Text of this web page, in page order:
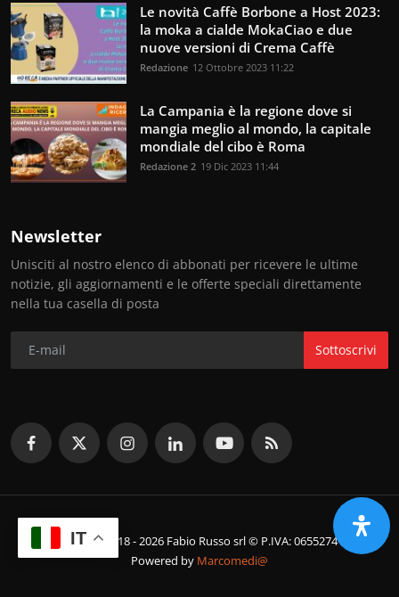
Le novità Caffè Borbone a Host 2023:
la moka a cialde MokaCiao e due
nuove versioni di Crema Caffè
Redazione 12 Ottobre 2023 11:22
La Campania è la regione dove si
mangia meglio al mondo, la capitale
mondiale del cibo è Roma
Redazione 2 19 Dic 2023 11:44
Newsletter
Unisciti al nostro elenco di abbonati per ricevere le ultime
notizie, gli aggiornamenti e le offerte speciali direttamente
nella tua casella di posta
Sottoscrivi
© Copyright 2018 - 2026 Fabio Russo srl © P.IVA: 06552741214
Powered by Marcomedi@
IT